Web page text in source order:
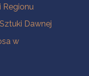
Regionu
Dawnej
w